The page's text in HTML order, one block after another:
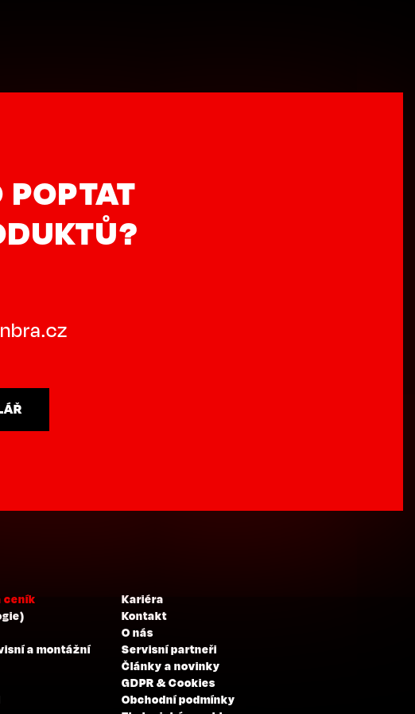
ceník
a montážní
Kariéra
Kontakt
O nás
Servisní partneři
Články a novinky
GDPR & Cookies
Obchodní podmínky